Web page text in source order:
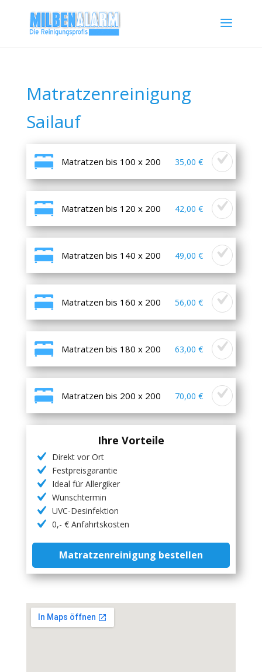
Matratzenreinigung
Sailauf
Matratzen bis 100 x 200 35,00 €
Matratzen bis 120 x 200 42,00 €
Matratzen bis 140 x 200 49,00 €
Matratzen bis 160 x 200 56,00 €
Matratzen bis 180 x 200 63,00 €
Matratzen bis 200 x 200 70,00 €
Ihre Vorteile
Direkt vor Ort
Festpreisgarantie
Ideal für Allergiker
Wunschtermin
UVC-Desinfektion
0,- € Anfahrtskosten
Matratzenreinigung bestellen